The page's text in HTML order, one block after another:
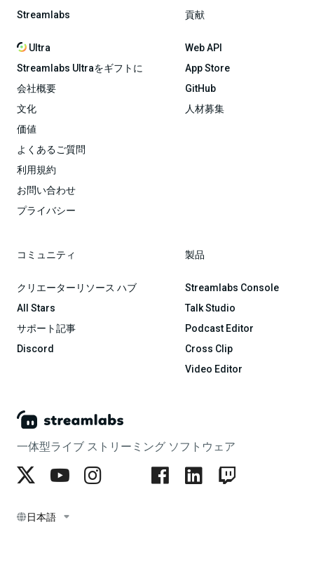
一体型ライブ ストリーミング ソフトウェア
日本語
Streamlabs
Ultra
Streamlabs Ultraをギフトに
会社概要
文化
価値
よくあるご質問
利用規約
お問い合わせ
プライバシー
貢献
Web API
App Store
GitHub
人材募集
コミュニティ
クリエーターリソース ハブ
All Stars
サポート記事
Discord
製品
Streamlabs Console
Talk Studio
Podcast Editor
Cross Clip
Video Editor